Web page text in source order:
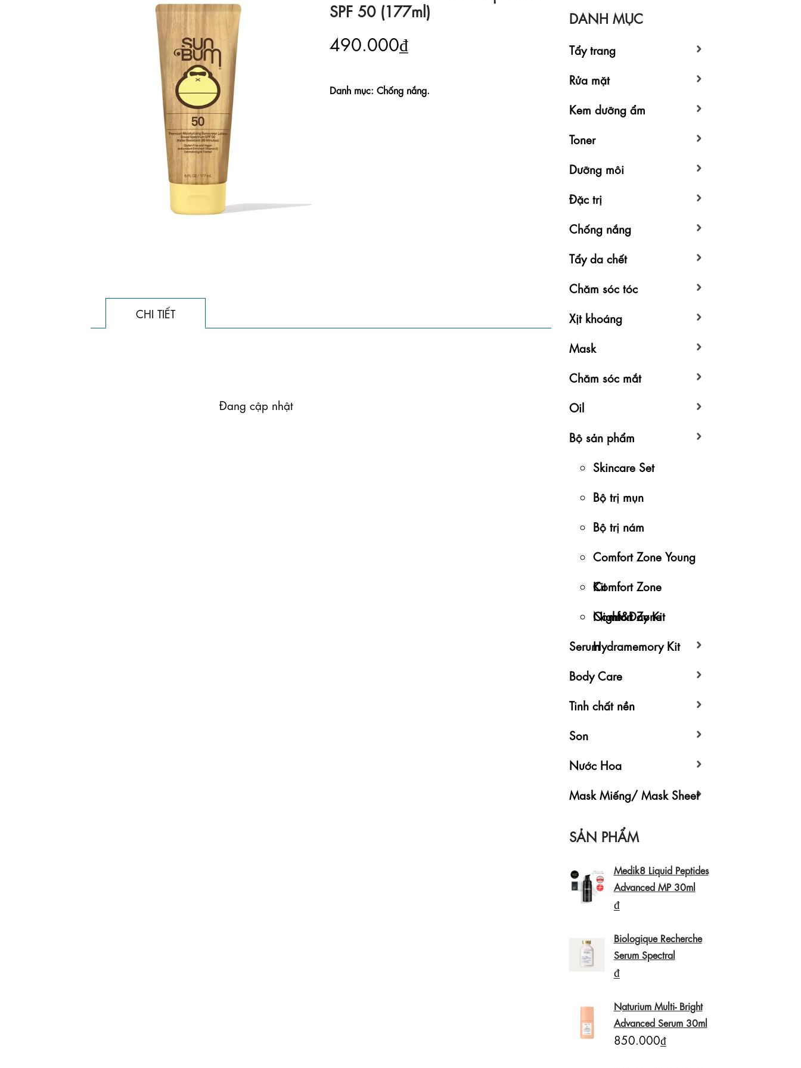
SPF 50 (177ml)
490.000₫
Danh mục: Chống nắng.
CHI TIẾT
DANH MỤC
Tẩy trang
Rửa mặt
Kem dưỡng ẩm
Toner
Dưỡng môi
Đặc trị
Chống nắng
Tẩy da chết
Chăm sóc tóc
Xịt khoáng
Mask
Chăm sóc mắt
Oil
Bộ sản phẩm
Skincare Set
Bộ trị mụn
Bộ trị nám
Comfort Zone Young
Kit
Comfort Zone
Night&Day Kit
Comfort Zone
Hydramemory Kit
Serum
Body Care
Tinh chất nền
Son
Nước Hoa
Mask Miếng/ Mask Sheet
SẢN PHẨM
Medik8 Liquid Peptides
Advanced MP 30ml
₫
Biologique Recherche
Serum Spectral
₫
Naturium Multi- Bright
Advanced Serum 30ml
850.000₫